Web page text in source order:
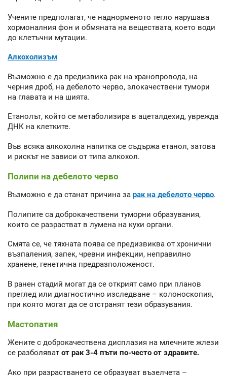
Учените предполагат, че наднорменото тегло нарушава
хормоналния фон и обмяната на веществата, което води
до клетъчни мутации.
Алкохолизъм
Възможно е да предизвика рак на хранопровода, на
черния дроб, на дебелото черво, злокачествени тумори
на главата и на шията.
Етанолът, който се метаболизира в ацеталдехид, уврежда
ДНК на клетките.
Във всяка алкохолна напитка се съдържа етанол, затова
и рискът не зависи от типа алкохол.
Полипи на дебелото черво
Възможно е да станат причина за рак на дебелото черво.
Полипите са доброкачествени туморни образувания,
които се разрастват в лумена на кухи органи.
Смята се, че тяхната поява се предизвиква от хронични
възпаления, запек, чревни инфекции, неправилно
хранене, генетична предразположеност.
В ранен стадий могат да се открият само при планов
преглед или диагностично изследване – колоноскопия,
при която могат да се отстранят тези образувания.
Мастопатия
Жените с доброкачествена дисплазия на млечните жлези
се разболяват от рак 3-4 пъти по-често от здравите.
Ако при разрастването се образуват възелчета –